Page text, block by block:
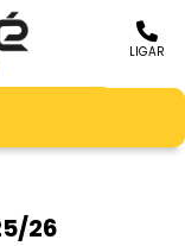
LIGAR
26